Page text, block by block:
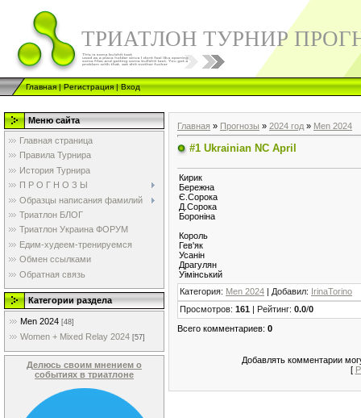
ТРИАТЛОН ТУРНИР
Главная|Регистрация|Вход
Меню сайта
Главная страница
Правила Турнира
История Турнира
П Р О Г Н О З Ы
Образцы написания фамилий
Триатлон БЛОГ
Триатлон Украина ФОРУМ
Едим-худеем-тренируемся
Обмен ссылками
Обратная связь
Категории раздела
Men 2024 [48]
Women + Mixed Relay 2024 [57]
Делюсь своим мнением о
событиях в триатлоне
Главная » Прогнозы » 2024 год » Men 2024
#1 Ukrainian NC April
Кирик
Бережна
Є.Сорока
Д.Сорока
Бороніна
Король
Гев'як
Усанін
Драгулян
Уімінський
Категория: Men 2024 | Добавил: IrinaTorino
Просмотров: 161 | Рейтинг: 0.0/0
Всего комментариев: 0
Добавлять комментарии
[